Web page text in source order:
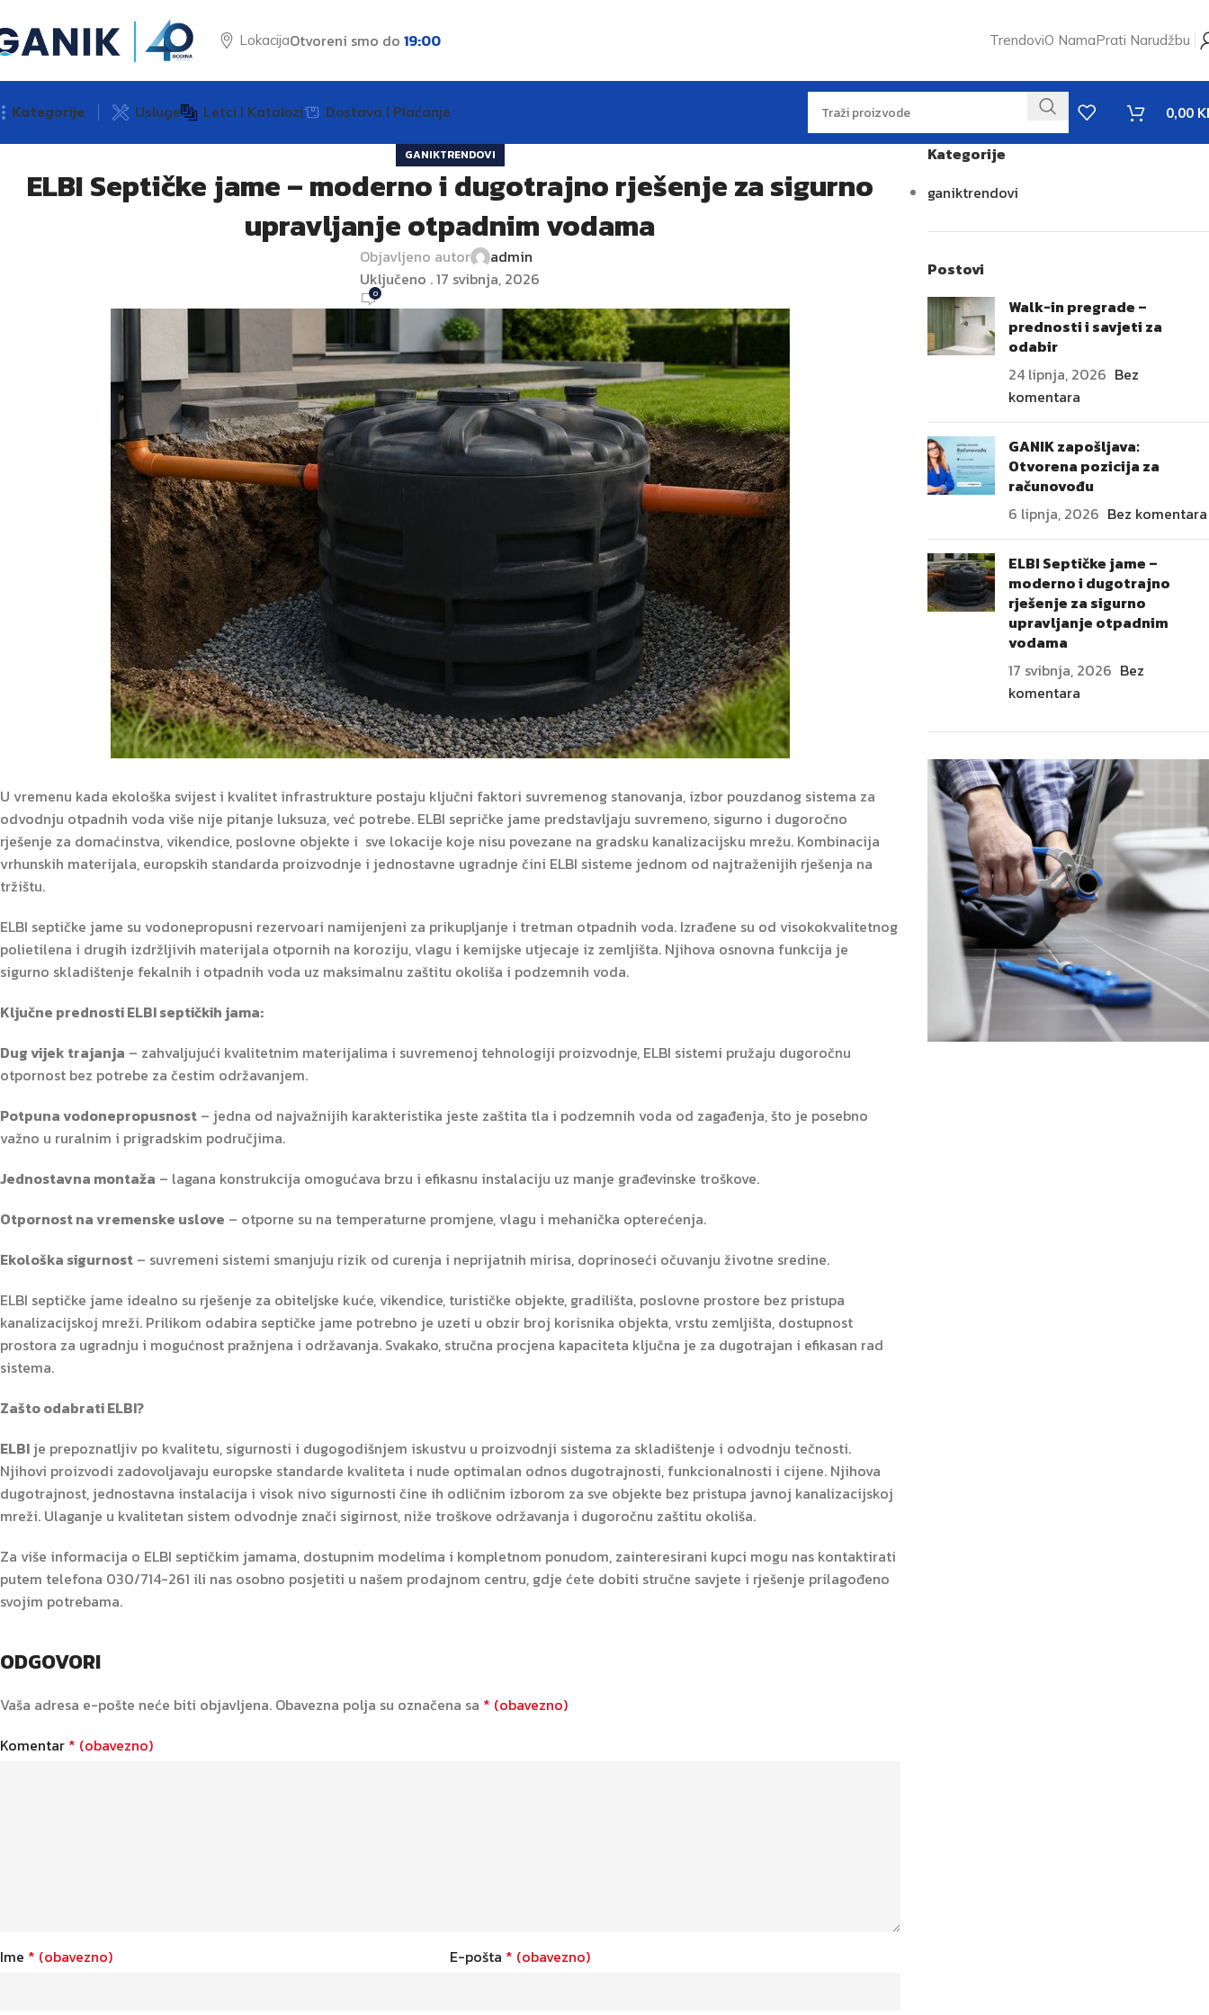
LokacijaOtvoreni smo do 19:00 TrendoviO NamaPrati Narudžbu
Kategorije Usluge Letci I Katalozi Dostava I Plaćanje 0,00
GANIKTRENDOVI
ELBI Septičke jame – moderno i dugotrajno rješenje za sigurno
upravljanje otpadnim vodama
Objavljeno autor
admin
Uključeno . 17 svibnja, 2026
0
U vremenu kada ekološka svijest i kvalitet infrastrukture postaju ključni faktori suvremenog stanovanja, izbor pouzdanog sistema za
odvodnju otpadnih voda više nije pitanje luksuza, već potrebe. ELBI sepričke jame predstavljaju suvremeno, sigurno i dugoročno
rješenje za domaćinstva, vikendice, poslovne objekte i sve lokacije koje nisu povezane na gradsku kanalizacijsku mrežu. Kombinacija
vrhunskih materijala, europskih standarda proizvodnje i jednostavne ugradnje čini ELBI sisteme jednom od najtraženijih rješenja na
tržištu.
ELBI septičke jame su vodonepropusni rezervoari namijenjeni za prikupljanje i tretman otpadnih voda. Izrađene su od visokokvalitetnog
polietilena i drugih izdržljivih materijala otpornih na koroziju, vlagu i kemijske utjecaje iz zemljišta. Njihova osnovna funkcija je
sigurno skladištenje fekalnih i otpadnih voda uz maksimalnu zaštitu okoliša i podzemnih voda.
Ključne prednosti ELBI septičkih jama:
Dug vijek trajanja – zahvaljujući kvalitetnim materijalima i suvremenoj tehnologiji proizvodnje, ELBI sistemi pružaju dugoročnu
otpornost bez potrebe za čestim održavanjem.
Potpuna vodonepropusnost – jedna od najvažnijih karakteristika jeste zaštita tla i podzemnih voda od zagađenja, što je posebno
važno u ruralnim i prigradskim područjima.
Jednostavna montaža – lagana konstrukcija omogućava brzu i efikasnu instalaciju uz manje građevinske troškove.
Otpornost na vremenske uslove – otporne su na temperaturne promjene, vlagu i mehanička opterećenja.
Ekološka sigurnost – suvremeni sistemi smanjuju rizik od curenja i neprijatnih mirisa, doprinoseći očuvanju životne sredine.
ELBI septičke jame idealno su rješenje za obiteljske kuće, vikendice, turističke objekte, gradilišta, poslovne prostore bez pristupa
kanalizacijskoj mreži. Prilikom odabira septičke jame potrebno je uzeti u obzir broj korisnika objekta, vrstu zemljišta, dostupnost
prostora za ugradnju i mogućnost pražnjena i održavanja. Svakako, stručna procjena kapaciteta ključna je za dugotrajan i efikasan rad
sistema.
Zašto odabrati ELBI?
ELBI je prepoznatljiv po kvalitetu, sigurnosti i dugogodišnjem iskustvu u proizvodnji sistema za skladištenje i odvodnju tečnosti.
Njihovi proizvodi zadovoljavaju europske standarde kvaliteta i nude optimalan odnos dugotrajnosti, funkcionalnosti i cijene. Njihova
dugotrajnost, jednostavna instalacija i visok nivo sigurnosti čine ih odličnim izborom za sve objekte bez pristupa javnoj kanalizacijskoj
mreži. Ulaganje u kvalitetan sistem odvodnje znači sigirnost, niže troškove održavanja i dugoročnu zaštitu okoliša.
Za više informacija o ELBI septičkim jamama, dostupnim modelima i kompletnom ponudom, zainteresirani kupci mogu nas kontaktirati
putem telefona 030/714-261 ili nas osobno posjetiti u našem prodajnom centru, gdje ćete dobiti stručne savjete i rješenje prilagođeno
svojim potrebama.
ODGOVORI
Vaša adresa e-pošte neće biti objavljena. Obavezna polja su označena sa * (obavezno)
Komentar * (obavezno)
Ime * (obavezno) E-pošta * (obavezno)
Kategorije
ganiktrendovi
Postovi
Walk-in pregrade –
prednosti i savjeti za
odabir
24 lipnja, 2026 Bez
komentara
GANIK zapošljava:
Otvorena pozicija za
računovođu
6 lipnja, 2026 Bez komentara
ELBI Septičke jame –
moderno i dugotrajno
rješenje za sigurno
upravljanje otpadnim
vodama
17 svibnja, 2026 Bez
komentara